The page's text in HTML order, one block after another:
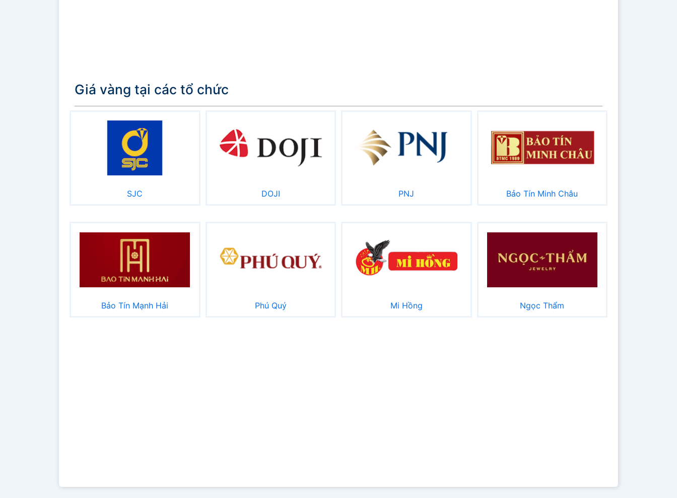
Giá vàng tại các tổ chức
SJC DOJI PNJ Bảo Tín Minh Châu
Bảo Tín Mạnh Hải Phú Quý Mi Hồng Ngọc Thẩm